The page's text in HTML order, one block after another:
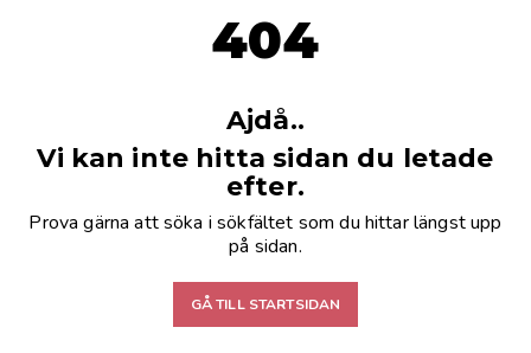
404
Ajdå..
Vi kan inte hitta sidan du letade
efter.
Prova gärna att söka i sökfältet som du hittar längst upp
på sidan.
GÅ TILL STARTSIDAN